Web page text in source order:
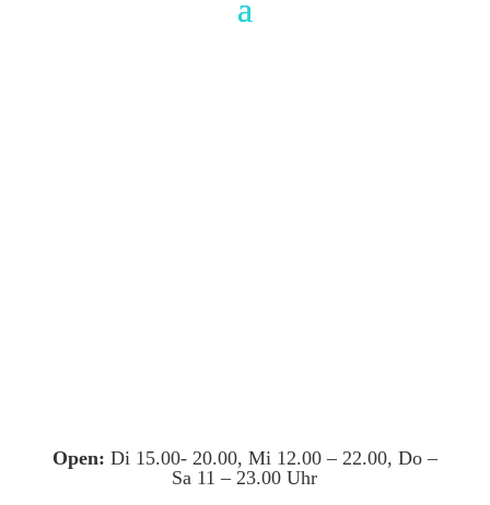
Open: Di 15.00- 20.00, Mi 12.00 – 22.00, Do –
Sa 11 – 23.00 Uhr